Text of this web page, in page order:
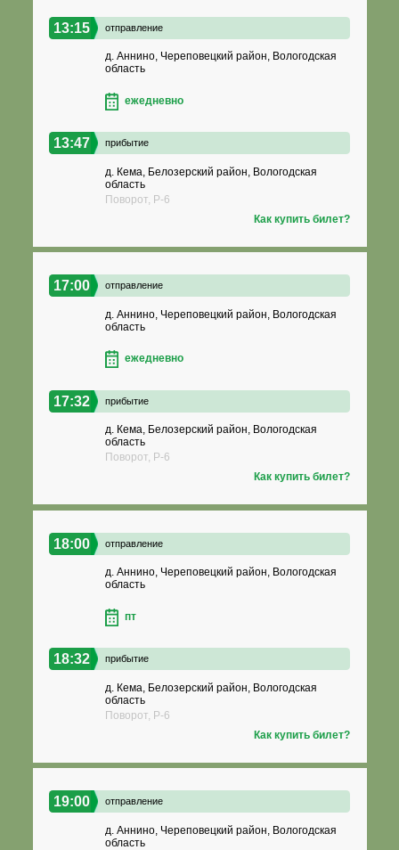
13:15 отправление
д. Аннино, Череповецкий район, Вологодская
область
ежедневно
13:47 прибытие
д. Кема, Белозерский район, Вологодская
область
Поворот, Р-6
Как купить билет?
17:00 отправление
д. Аннино, Череповецкий район, Вологодская
область
ежедневно
17:32 прибытие
д. Кема, Белозерский район, Вологодская
область
Поворот, Р-6
Как купить билет?
18:00 отправление
д. Аннино, Череповецкий район, Вологодская
область
пт
18:32 прибытие
д. Кема, Белозерский район, Вологодская
область
Поворот, Р-6
Как купить билет?
19:00 отправление
д. Аннино, Череповецкий район, Вологодская
область